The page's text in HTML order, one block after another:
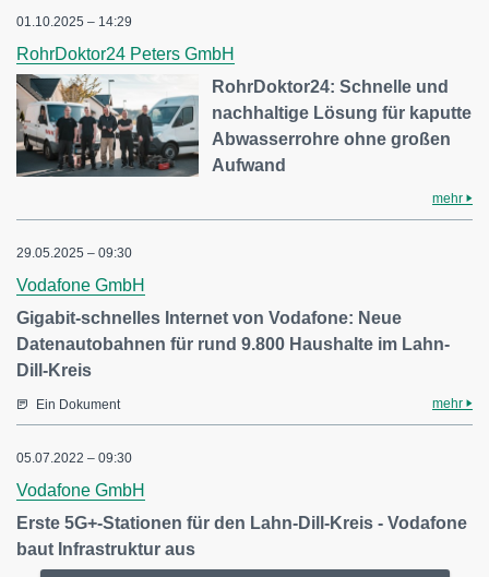
01.10.2025 – 14:29
RohrDoktor24 Peters GmbH
RohrDoktor24: Schnelle und
nachhaltige Lösung für kaputte
Abwasserrohre ohne großen
Aufwand
mehr
29.05.2025 – 09:30
Vodafone GmbH
Gigabit-schnelles Internet von Vodafone: Neue
Datenautobahnen für rund 9.800 Haushalte im Lahn-
Dill-Kreis
Ein Dokument mehr
05.07.2022 – 09:30
Vodafone GmbH
Erste 5G+-Stationen für den Lahn-Dill-Kreis - Vodafone
baut Infrastruktur aus